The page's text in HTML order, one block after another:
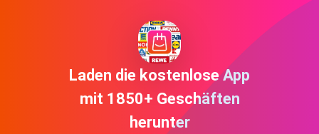
Laden die kostenlose App
mit 1850+ Geschäften
herunter